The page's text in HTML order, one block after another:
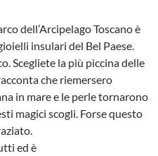
dell’Arcipelago Toscano è
insulari del Bel Paese.
Scegliete la più piccina delle
che riemersero
in mare e le perle tornarono
magici scogli. Forse questo
ed è